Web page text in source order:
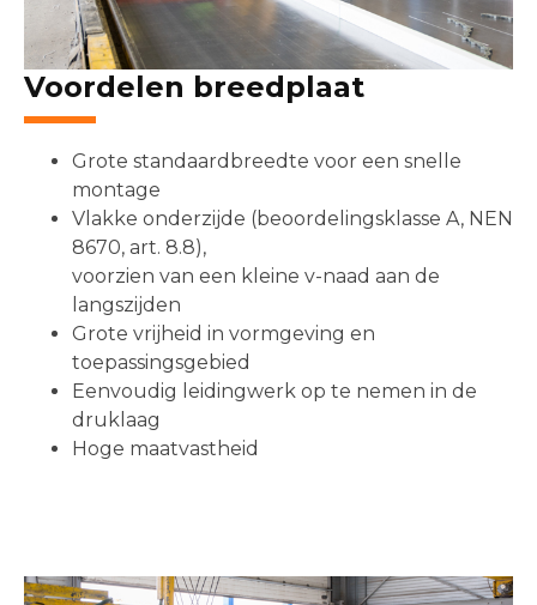
Voordelen breedplaat
Grote standaardbreedte voor een snelle
montage
Vlakke onderzijde (beoordelingsklasse A, NEN
8670, art. 8.8),
voorzien van een kleine v-naad aan de
langszijden
Grote vrijheid in vormgeving en
toepassingsgebied
Eenvoudig leidingwerk op te nemen in de
druklaag
Hoge maatvastheid